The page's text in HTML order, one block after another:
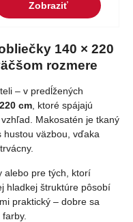
Zobraziť
140 × 220
rozmere
– v predĺžených
cm , ktoré spájajú
Makosatén je tkaný
hustou väzbou, vďaka
alebo pre tých, ktorí
hladkej štruktúre pôsobí
praktický – dobre sa